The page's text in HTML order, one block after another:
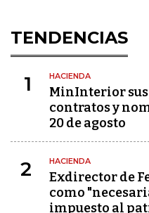
TENDENCIAS
1 HACIENDA
MinInterior
contratos y
20 de agosto
2 HACIENDA
Exdirector de
como
impuesto al